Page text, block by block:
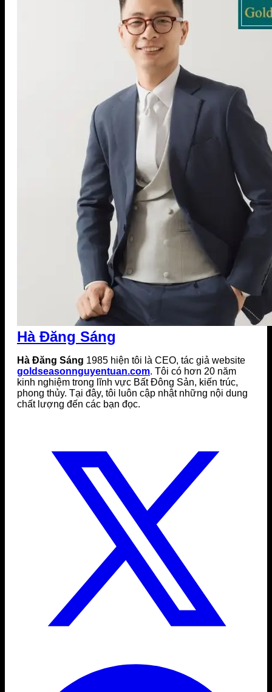
Hà Đăng Sáng
Hà Đăng Sáng 1985 hiện tôi là CEO, tác giả website
goldseasonnguyentuan.com. Tôi có hơn 20 năm
kinh nghiệm trong lĩnh vực Bất Đông Sản, kiến trúc,
phong thủy. Tại đây, tôi luôn cập nhật những nội dung
chất lượng đến các bạn đọc.